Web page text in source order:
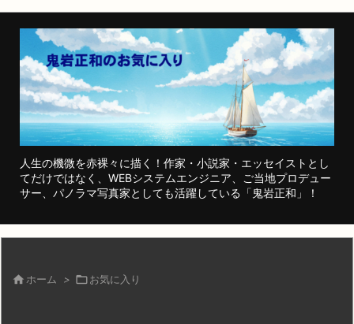
人生の機微を赤裸々に描く！作家・小説家・エッセイストとし
てだけではなく、WEBシステムエンジニア、ご当地プロデュー
サー、パノラマ写真家としても活躍している「鬼岩正和」！
 ホーム > お気に入り